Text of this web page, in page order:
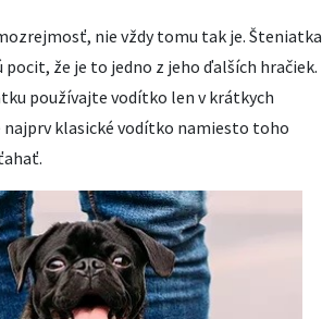
nie vždy tomu tak je. Šteniatka
že je to jedno z jeho ďalších hračiek.
používajte vodítko len v krátkych
klasické vodítko namiesto toho